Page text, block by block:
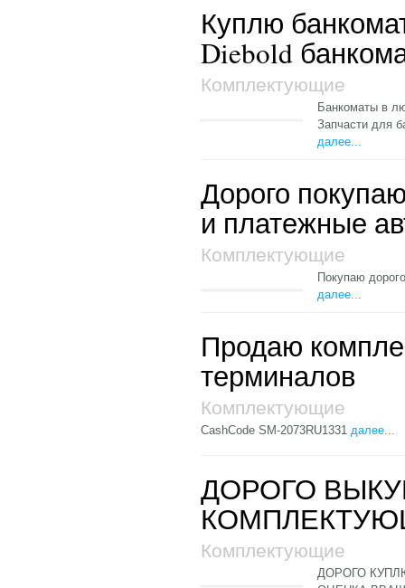
Куплю
Diebold
Комплектующие
Банкоматы в
Запчасти для
далее...
Дорого
и платежные
Комплектующие
Покупаю
далее...
Продаю
терминалов
Комплектующие
СashCode SM-2073RU1331 далее...
ДОРОГО
Комплектующие
ДОРОГО